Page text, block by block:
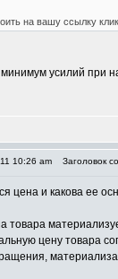
на вашу ссылку
усилий при
10:26 am Заголовок
цена и какова ее
товара
цену товара